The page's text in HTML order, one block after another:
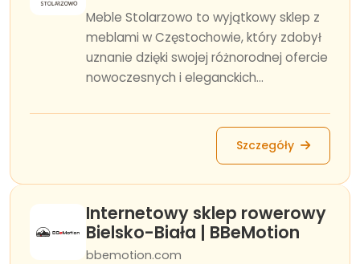
Meble Stolarzowo to wyjątkowy sklep z
meblami w Częstochowie, który zdobył
uznanie dzięki swojej różnorodnej ofercie
nowoczesnych i eleganckich...
Szczegóły
Internetowy sklep rowerowy
Bielsko-Biała | BBeMotion
bbemotion.com